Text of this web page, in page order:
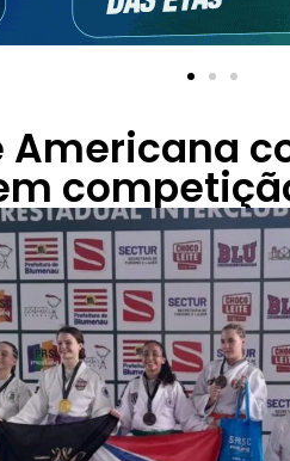
Americana